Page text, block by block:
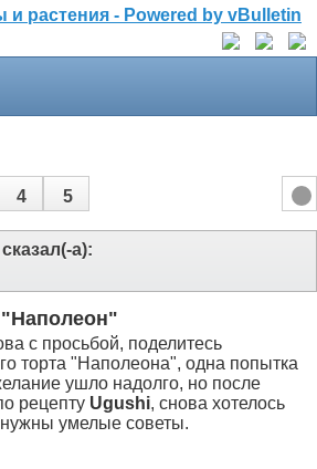
4 5
сказал(-а):
"Наполеон"
с просьбой, поделитесь
торта "Наполеона", одна попытка
ушло надолго, но после
рецепту Ugushi, снова хотелось
умелые советы.